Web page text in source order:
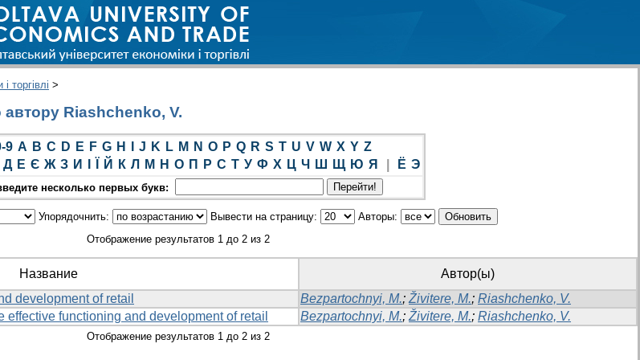
торгівлі >
Riashchenko, V.
9 A B C D E F G H J K L M N O P Q R S T U V W X Y Z
Д Е Є Ж З И Й К Л М Н О П Р С Т У Ф Х Ц Ч Ш Щ Ю Я Ё Э
несколько первых букв:
Упорядочнить: Вывести на страницу:
Авторы:
Отображение результатов 1 до 2 из 2
Название
Автор(ы)
development of retail Bezpartochnyi, M.; Živitere, M.; Riashchenko, V.
effective functioning and development of retail Bezpartochnyi, M.; Živitere, M.; Riashchenko, V.
Отображение результатов 1 до 2 из 2